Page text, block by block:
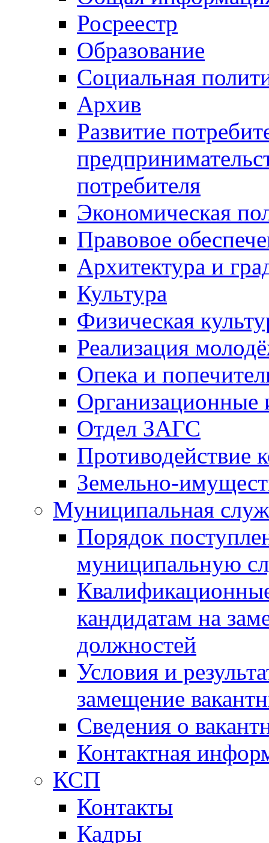
Росреестр
Образование
Социальная
Архив
Развитие
потребителя
Экономическая
Правовое
Архитектура и
Культура
Физическая
Реализация
Опека и
Отдел ЗАГС
Противодействие
Земельно-
Муниципальная
Порядок
муниципальную
кандидатам на
должностей
Условия и
замещение
Сведения о
Контактная
КСП
Контакты
Кадры